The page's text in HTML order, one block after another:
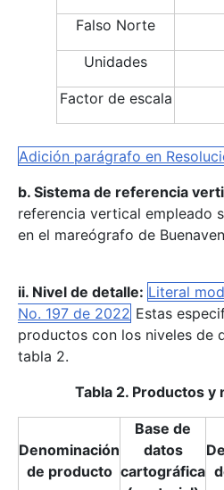
Falso Norte
Unidades
Factor de escala
Adición parágrafo en
b. Sistema de referencia v
referencia vertical empleado
en el mareógrafo de
ii. Nivel de detalle: Literal
No. 197 de 2022 Estas
productos con los niveles de
tabla 2.
Tabla 2. Productos y
Denominación
de producto
Base de
datos
cartográfica